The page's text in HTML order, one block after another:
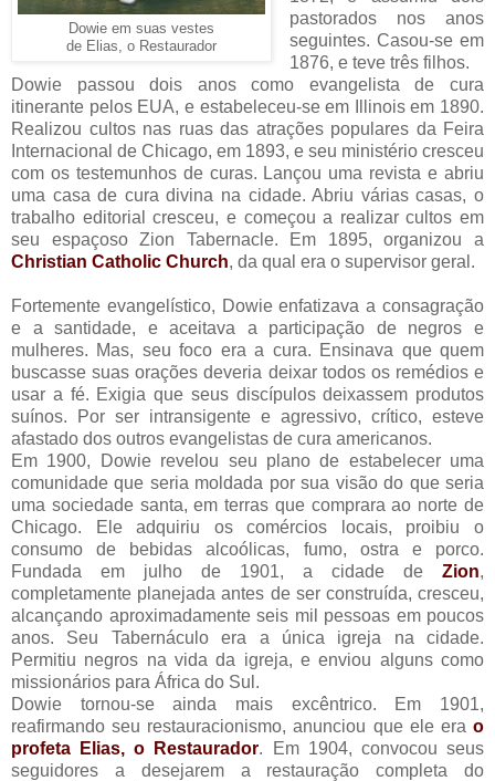
Dowie em suas vestes
de Elias, o Restaurador
pastorados nos anos
seguintes. Casou-se em
1876, e teve três filhos.
Dowie passou dois anos como evangelista de cura
itinerante pelos EUA, e estabeleceu-se em Illinois em 1890.
Realizou cultos nas ruas das atrações populares da Feira
Internacional de Chicago, em 1893, e seu ministério cresceu
com os testemunhos de curas. Lançou uma revista e abriu
uma casa de cura divina na cidade. Abriu várias casas, o
trabalho editorial cresceu, e começou a realizar cultos em
seu espaçoso Zion Tabernacle. Em 1895, organizou a
Christian Catholic Church, da qual era o supervisor geral.
Fortemente evangelístico, Dowie enfatizava a consagração
e a santidade, e aceitava a participação de negros e
mulheres. Mas, seu foco era a cura. Ensinava que quem
buscasse suas orações deveria deixar todos os remédios e
usar a fé. Exigia que seus discípulos deixassem produtos
suínos. Por ser intransigente e agressivo, crítico, esteve
afastado dos outros evangelistas de cura americanos.
Em 1900, Dowie revelou seu plano de estabelecer uma
comunidade que seria moldada por sua visão do que seria
uma sociedade santa, em terras que comprara ao norte de
Chicago. Ele adquiriu os comércios locais, proibiu o
consumo de bebidas alcoólicas, fumo, ostra e porco.
Fundada em julho de 1901, a cidade de Zion,
completamente planejada antes de ser construída, cresceu,
alcançando aproximadamente seis mil pessoas em poucos
anos. Seu Tabernáculo era a única igreja na cidade.
Permitiu negros na vida da igreja, e enviou alguns como
missionários para África do Sul.
Dowie tornou-se ainda mais excêntrico. Em 1901,
reafirmando seu restauracionismo, anunciou que ele era o
profeta Elias, o Restaurador. Em 1904, convocou seus
seguidores a desejarem a restauração completa do